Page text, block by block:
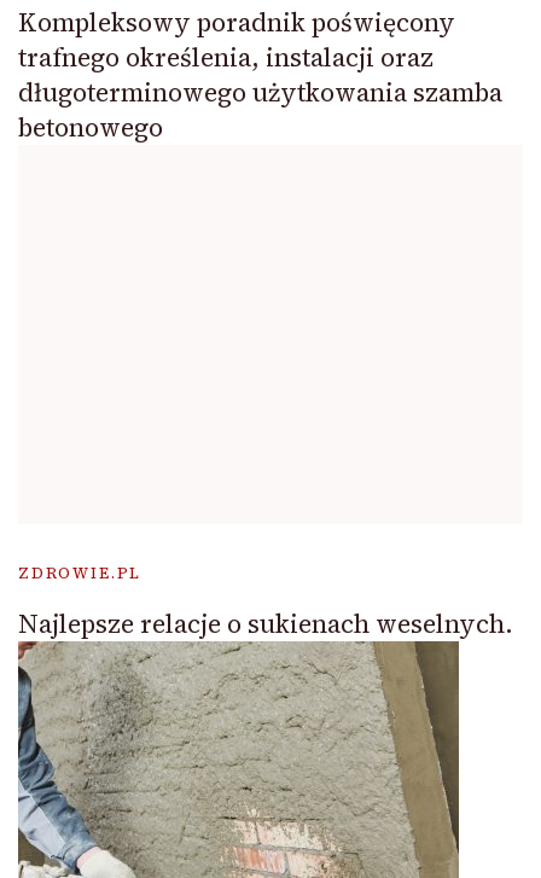
Kompleksowy poradnik poświęcony
trafnego określenia, instalacji oraz
długoterminowego użytkowania szamba
betonowego
ZDROWIE.PL
Najlepsze relacje o sukienach weselnych.